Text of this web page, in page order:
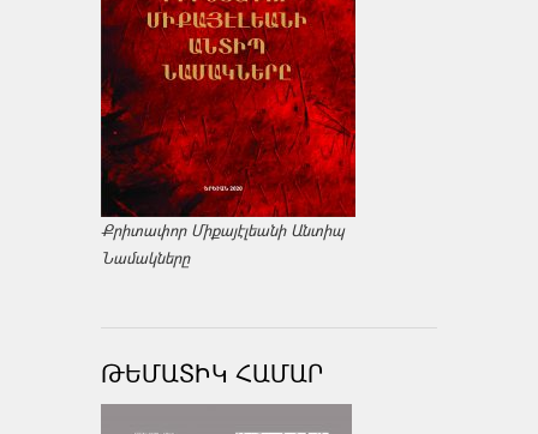
Քրիտափոր Միքայէլեանի Անտիպ
Նամակները
ԹԵՄԱՏԻԿ ՀԱՄԱՐ